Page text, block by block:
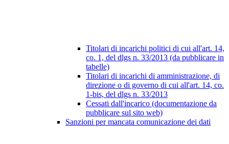
Titolari di incarichi politici di cui all'art. 14,
co. 1, del dlgs n. 33/2013 (da pubblicare in
tabelle)
Titolari di incarichi di amministrazione, di
direzione o di governo di cui all'art. 14, co.
1-bis, del dlgs n. 33/2013
Cessati dall'incarico (documentazione da
pubblicare sul sito web)
Sanzioni per mancata comunicazione dei dati